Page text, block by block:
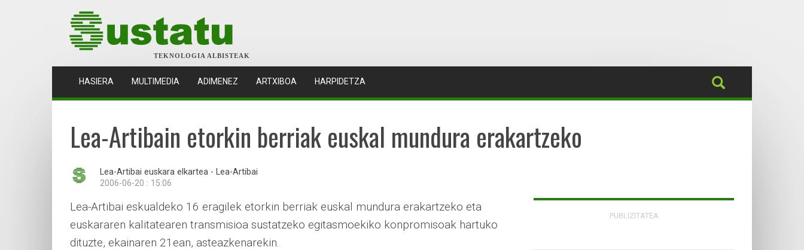
TEKNOLOGIA ALBISTEAK
HASIERA (CURRENT)
MULTIMEDIA ADIMENEZ ARTXIBOA HARPIDETZA
Lea-Artibain etorkin berriak euskal mundura erakartzeko
Lea-Artibai euskara elkartea - Lea-Artibai
2006-06-20 : 15:06
Lea-Artibai eskualdeko 16 eragilek etorkin berriak euskal mundura erakartzeko eta
euskararen kalitatearen transmisioa sustatzeko egitasmoekiko konpromisoak hartuko
dituzte, ekainaren 21ean, asteazkenarekin.
PUBLIZITATEA